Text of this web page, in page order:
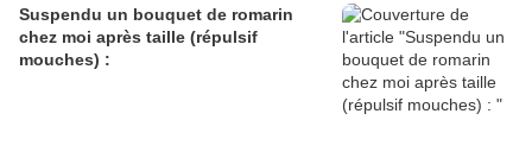
Suspendu un bouquet de romarin
chez moi après taille (répulsif
mouches) :